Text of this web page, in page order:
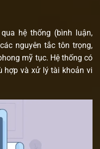
hệ thống (bình luận,
nguyên tắc tôn trọng,
mỹ tục. Hệ thống có
hợp và xử lý tài khoản vi